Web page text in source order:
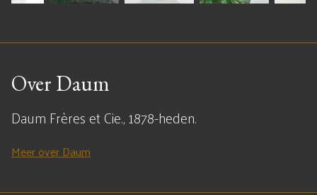
Over Daum
Daum Frères et Cie., 1878-heden.
Meer over Daum